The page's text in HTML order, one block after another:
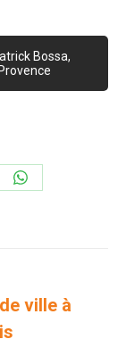
Bossa,
Partager
ville à